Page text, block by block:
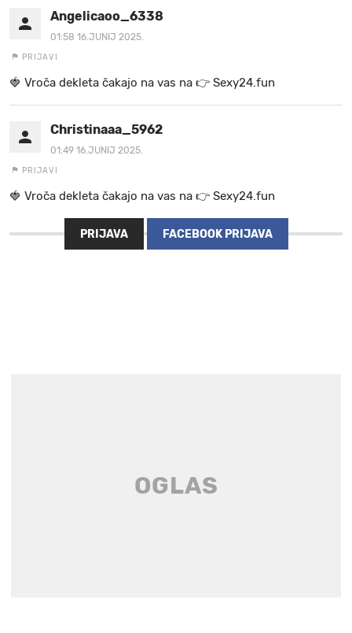
Angelicaoo_6338
01:58 16.JUNIJ 2025.
PRIJAVI
🍓 Vr oč a de k le ta ča ka jo na va s n a 👉 Se x y2 4.fu n
Christinaaa_5962
01:49 16.JUNIJ 2025.
PRIJAVI
🍓 Vr oč a de k le ta ča ka jo na va s n a 👉 Se x y2 4.fu n
PRIJAVA FACEBOOK PRIJAVA